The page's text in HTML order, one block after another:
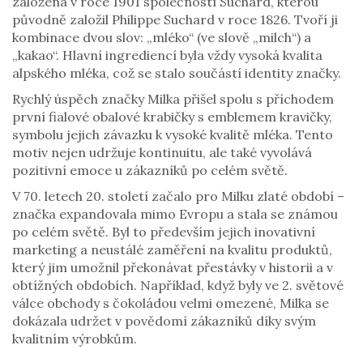
původně založil Philippe Suchard v roce 1826. Tvoří ji
kombinace dvou slov: „mléko“ (ve slově „milch“) a
„kakao“. Hlavní ingrediencí byla vždy vysoká kvalita
alpského mléka, což se stalo součástí identity značky.
Rychlý úspěch značky Milka přišel spolu s příchodem
první fialové obalové krabičky s emblemem kravičky,
symbolu jejich závazku k vysoké kvalitě mléka. Tento
motiv nejen udržuje kontinuitu, ale také vyvolává
pozitivní emoce u zákazníků po celém světě.
V 70. letech 20. století začalo pro Milku zlaté období –
značka expandovala mimo Evropu a stala se známou
po celém světě. Byl to především jejich inovativní
marketing a neustálé zaměření na kvalitu produktů,
který jim umožnil překonávat přestávky v historii a v
obtížných obdobích. Například, když byly ve 2. světové
válce obchody s čokoládou velmi omezené, Milka se
dokázala udržet v povědomí zákazníků díky svým
kvalitním výrobkům.